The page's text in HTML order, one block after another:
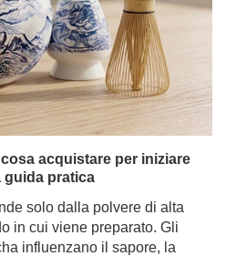
acquistare per iniziare
guida pratica
solo dalla polvere di alta
in cui viene preparato. Gli
influenzano il sapore, la